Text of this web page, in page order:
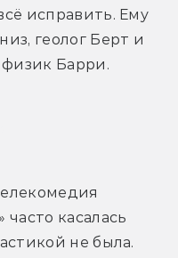
исправить. Ему
геолог Берт и
Барри.
касалась
не была.